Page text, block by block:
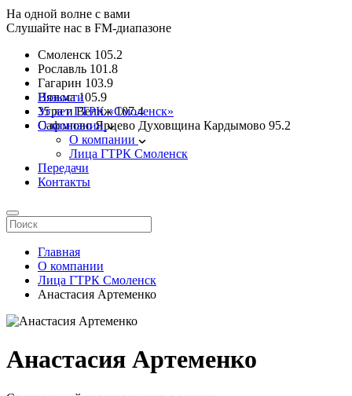
На одной волне с вами
Слушайте нас в FM-диапазоне
Смоленск 105.2
Рославль 101.8
Гагарин 103.9
Вязьма 105.9
Угра и Велиж 107.4
Сафоново Ярцево Духовщина Кардымово 95.2
Новости
35 лет ГТРК «Смоленск»
О компании
О компании
Лица ГТРК Смоленск
Передачи
Контакты
Главная
О компании
Лица ГТРК Смоленск
Анастасия Артеменко
Анастасия Артеменко